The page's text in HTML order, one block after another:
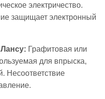
электричество.
защищает электронный
Графитовая или
для впрыска,
Несоответствие